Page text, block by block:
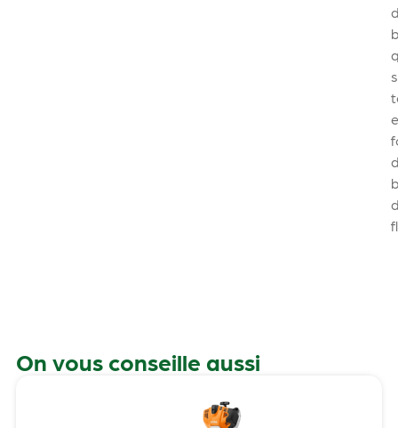
On vous conseille aussi